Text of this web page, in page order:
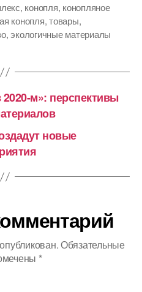
, конопля, конопляное
конопля,товары,
,экологичные материалы
2020-м»: перспективы
новые
Обязательные
*